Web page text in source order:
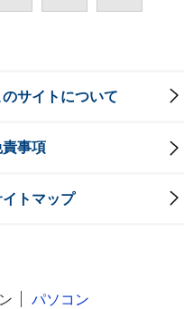
のサイトについて
事項
トマップ
パソコン